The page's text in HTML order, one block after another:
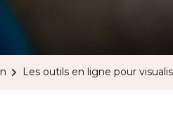
Les outils en ligne pour